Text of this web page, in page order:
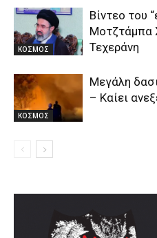
ΚΟΣΜΟΣ
Βίντεο του
Μοτζτάμπα
Τεχεράνη
ΚΟΣΜΟΣ
Μεγάλη
– Καίει